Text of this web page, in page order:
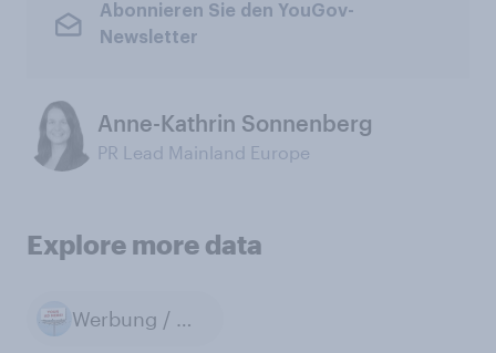
Abonnieren Sie den YouGov-
Newsletter
Anne-Kathrin Sonnenberg
PR Lead Mainland Europe
Explore more data
Werbung / Marketing / Public Relations